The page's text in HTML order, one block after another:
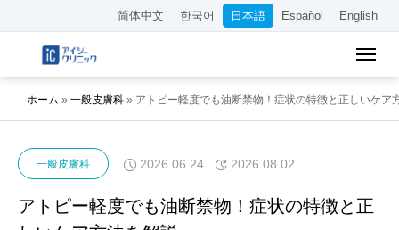
简体中文 한국어 日本語 Español English
ホーム » 一般皮膚科 » アトピー軽度でも油断禁物！症状の特徴と正しいケア
一般皮膚科 2026.06.24 2026.08.02
アトピー軽度でも油断禁物！症状の特徴と正